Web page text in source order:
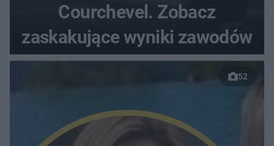
Courchevel. Zobacz
zaskakujące wyniki zawodów
52